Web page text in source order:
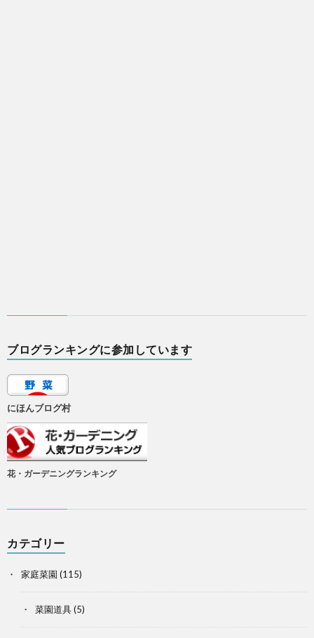
ブログランキングに参加しています
にほんブログ村
花・ガーデニングランキング
カテゴリー
家庭菜園 (115)
菜園道具(5)